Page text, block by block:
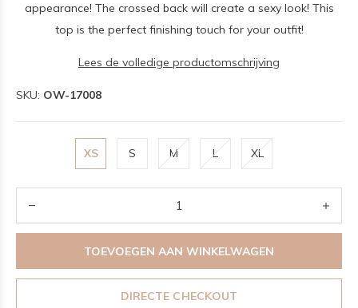
appearance! The crossed back will create a sexy look! This
top is the perfect finishing touch for your outfit!
Lees de volledige productomschrijving
SKU: OW-17008
XS S M L XL
TOEVOEGEN AAN WINKELWAGEN
DIRECTE CHECKOUT